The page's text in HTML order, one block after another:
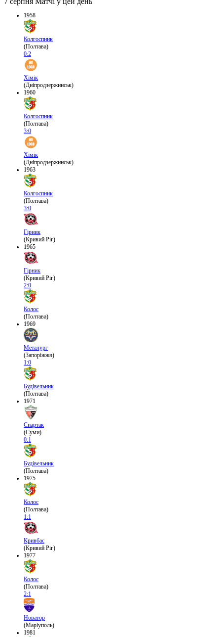
1958
Колгоспник
(Полтава)
0:2
Хімік
(Дніпродзержинськ)
1960
Колгоспник
(Полтава)
3:0
Хімік
(Дніпродзержинськ)
1963
Колгоспник
(Полтава)
3:0
Гірник
(Кривий Ріг)
1965
Гірник
(Кривий Ріг)
2:0
Колос
(Полтава)
1969
Металург
(Запоріжжя)
1:0
Будівельник
(Полтава)
1971
Спартак
(Суми)
0:1
Будівельник
(Полтава)
1975
Колос
(Полтава)
1:1
Кривбас
(Кривий Ріг)
1977
Колос
(Полтава)
2:1
Новатор
(Маріуполь)
1981